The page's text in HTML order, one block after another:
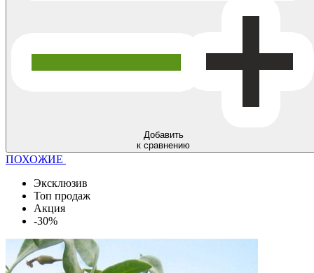
Добавить
к сравнению
ПОХОЖИЕ
Эксклюзив
Топ продаж
Акция
-30%